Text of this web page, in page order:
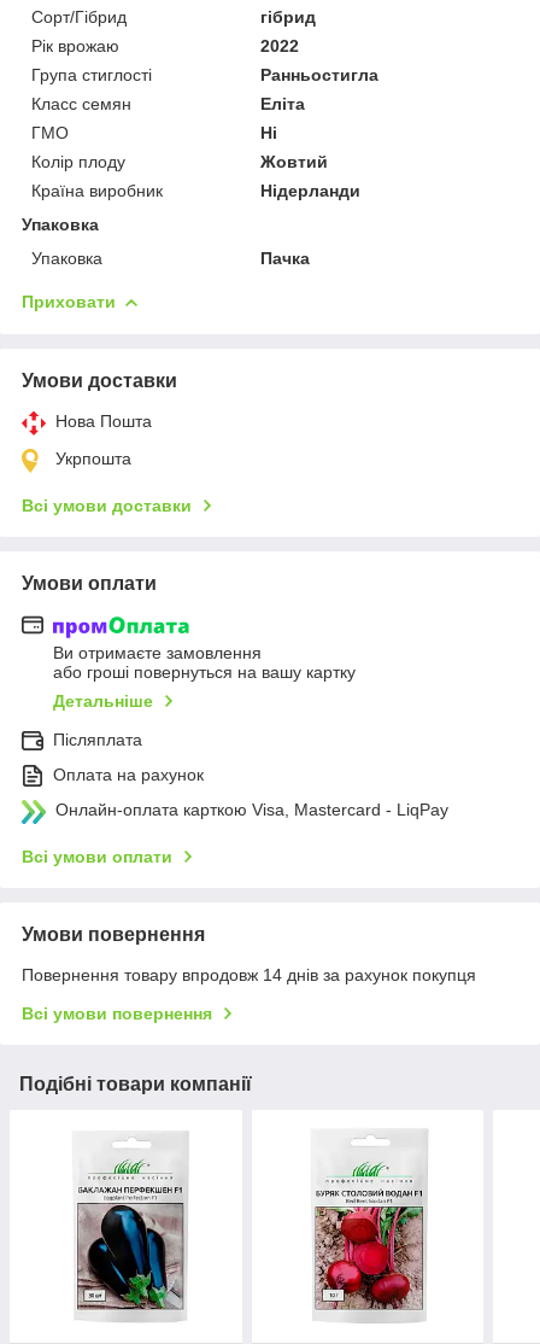
Сорт/Гібрид
гібрид
Рік врожаю
2022
Група стиглості
Ранньостигла
Класс семян
Еліта
ГМО
Ні
Колір плоду
Жовтий
Країна виробник
Нідерланди
Упаковка
Упаковка
Пачка
Приховати
Умови доставки
Нова Пошта
Укрпошта
Всі умови доставки
Умови оплати
Ви отримаєте замовлення
або гроші повернуться на вашу картку
Детальніше
Післяплата
Оплата на рахунок
Онлайн-оплата карткою Visa, Mastercard - LiqPay
Всі умови оплати
Умови повернення
Повернення товару впродовж 14 днів за рахунок покупця
Всі умови повернення
Подібні товари компанії